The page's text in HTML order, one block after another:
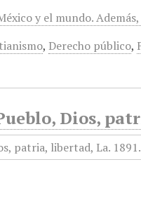
y el mundo.
, Derecho público,
Dios,